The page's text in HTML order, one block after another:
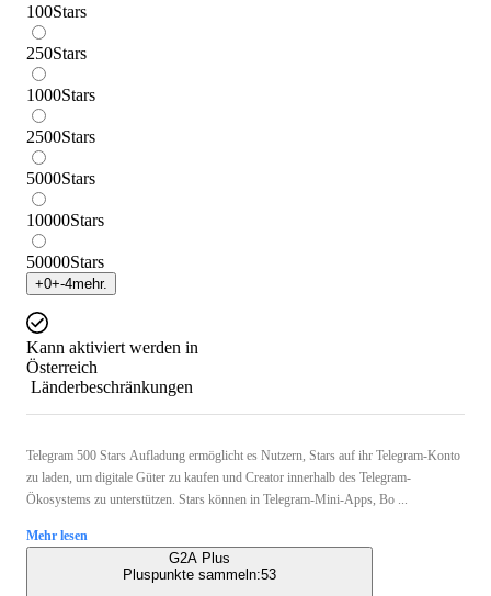
100Stars
250Stars
1000Stars
2500Stars
5000Stars
10000Stars
50000Stars
+0+-4mehr.
Kann aktiviert werden in
Österreich
Länderbeschränkungen
Telegram 500 Stars Aufladung ermöglicht es Nutzern, Stars auf ihr Telegram-Konto
zu laden, um digitale Güter zu kaufen und Creator innerhalb des Telegram-
Ökosystems zu unterstützen. Stars können in Telegram-Mini-Apps, Bo ...
Mehr lesen
G2A Plus
Pluspunkte sammeln:53